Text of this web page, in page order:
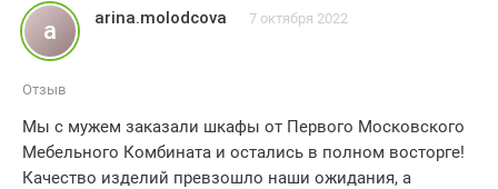
a arina.molodcova 7 октября 2022
Отзыв
Мы с мужем заказали шкафы от Первого Московского
Мебельного Комбината и остались в полном восторге!
Качество изделий превзошло наши ожидания, а